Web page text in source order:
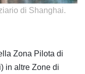
di Shanghai.
Zona Pilota di
in altre Zone di